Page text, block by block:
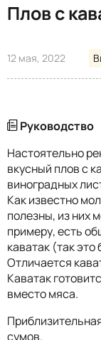
Плов с
12 мая, 2022
Руководство
Настоятельно
вкусный плов с
виноградных
Как известно
полезны, из них
примеру, есть
каватак (так
Отличается
Каватак
вместо мяса.
сумов.